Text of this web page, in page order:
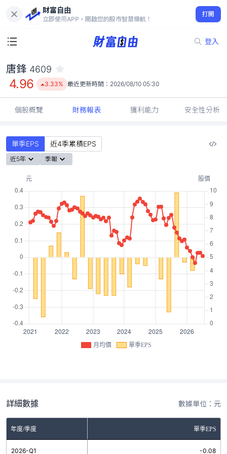
財富自由
立即使用APP，開啟您的股市智慧導航！
打開
登入
4.96
3.33%
唐鋒 4609
4.96 3.33% 最近更新時間： 2026/08/10 05:30
個股概覽 財務報表 獲利能力 安全性分析
單季EPS 近4季累積EPS
近5年 季報
月均價 單季EPS
詳細數據 數據單位：元
年度/季度 單季EPS
2026-Q1 -0.08